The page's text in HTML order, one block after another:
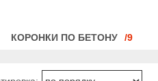
КОРОНКИ ПО БЕТОНУ 9